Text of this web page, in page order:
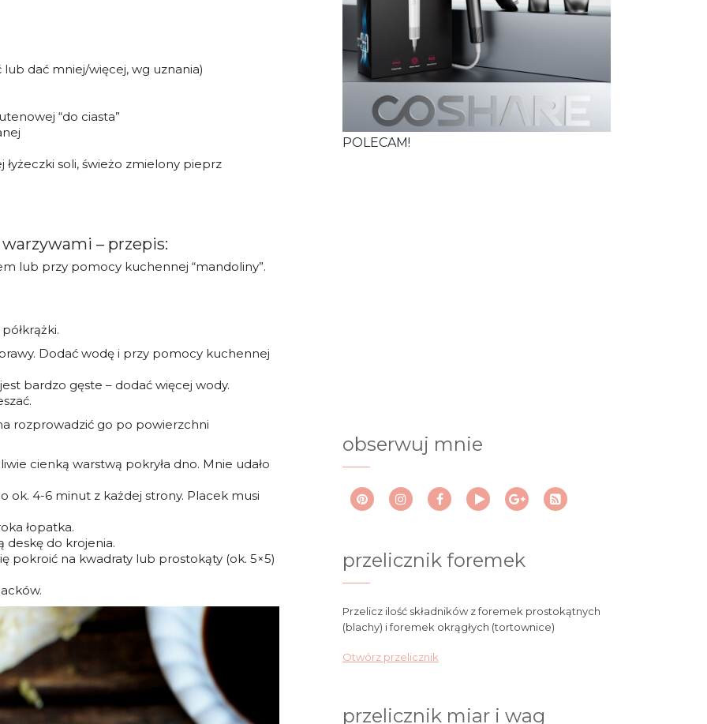
dać mniej/więcej, wg uznania)
“do ciasta”
soli, świeżo zmielony pieprz
– przepis:
lub przy pomocy kuchennej “mandoliny”.
Dodać wodę i przy pomocy kuchennej
bardzo gęste – dodać więcej wody.
rozprowadzić go po powierzchni
cienką warstwą pokryła dno. Mnie udało
ok. 4-6 minut z każdej strony. Placek musi
łopatka.
deskę do krojenia.
pokroić na kwadraty lub prostokąty (ok. 5×5)
POLECAM!
obserwuj mnie
przelicznik foremek
Przelicz ilość składników z foremek prostokątnych
(blachy) i foremek okrągłych (tortownice)
Otwórz przelicznik
przelicznik miar i wag